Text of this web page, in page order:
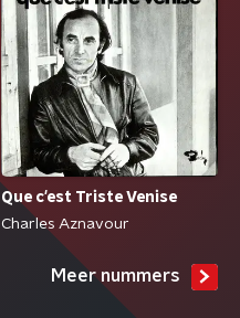
Que c'est Triste Venise
Charles Aznavour
Meer nummers